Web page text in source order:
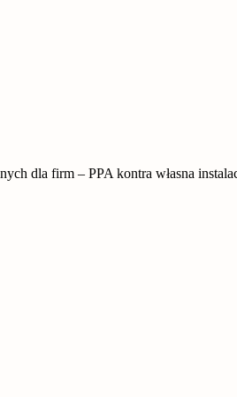
dla firm – PPA kontra własna